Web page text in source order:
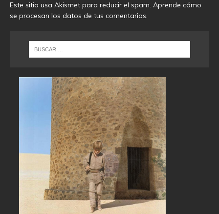
Este sitio usa Akismet para reducir el spam. Aprende cómo
se procesan los datos de tus comentarios.